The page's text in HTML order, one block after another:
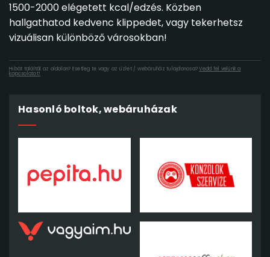
1500-2000 elégetett kcal/edzés. Közben
hallgathatod kedvenc klippedet, vagy tekerhetsz
vizuálisan különböző városokban!
Hibát találtál az oldalon? Esetleg te vagy az üzlet / webáruház tulajdonosa?Vedd fel velünk a
kapcsolatot!
Hasonló boltok, webáruházak